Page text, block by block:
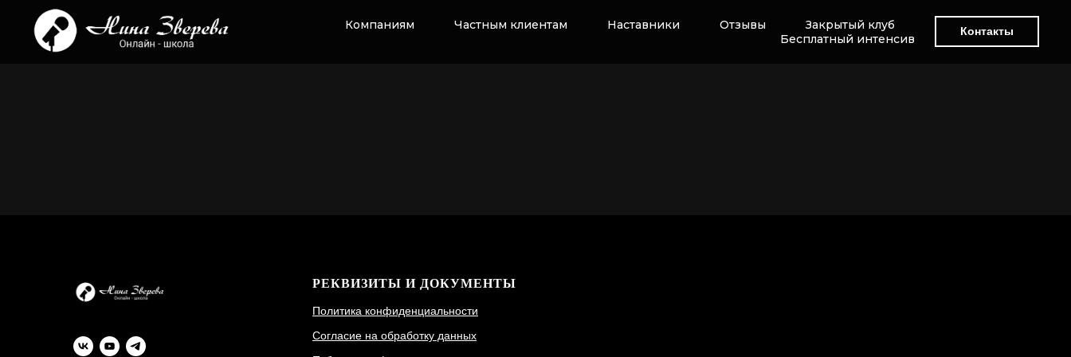
Компаниям Частным клиентам Наставники Отзывы
Закрытый клуб
Бесплатный интенсив
Контакты
РЕКВИЗИТЫ И ДОКУМЕНТЫ
Политика конфиденциальности
Согласие на обработку данных